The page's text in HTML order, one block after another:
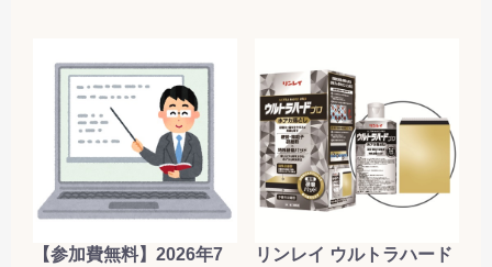
【参加費無料】2026年7
リンレイ ウルトラハード